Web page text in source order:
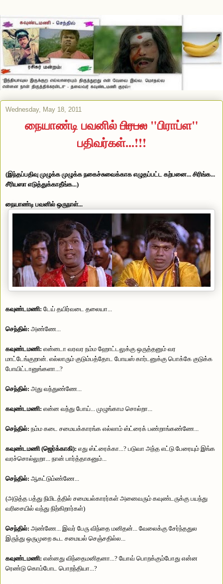
Wednesday, May 18, 2011
நையாண்டி பவனில்பிரபல"பிராப்ள"
பதிவர்கள்...!!!
(இந்தப்பதிவு முழுக்க முழுக்க நகைச்சுவைக்காக எழுதப்பட்ட கற்பனை... சிரிங்க...
சீரியஸா எடுத்துக்காதீங்க...)
நையாண்டி பவனில் ஒருநாள்...
கவுண்டமணி: டேய் தயிர்வடை தலையா...
செந்தில்: அண்ணே...
கவுண்டமணி: என்னடா வரவர நம்ம ஹோட்டலுக்கு ஒருத்தனும் வர
மாட்டேங்குறான். எல்லாரும் குடும்பத்தோட போயஸ் கார்டனுக்கு பொக்கே குடுக்க
போயிட்டானுங்களா...?
செந்தில்: அது வந்துண்ணே...
கவுண்டமணி: என்ன வந்து போய்... முழுங்காம சொல்றா...
செந்தில்: நம்ம கடை சமையக்காரங்க எல்லாம் ஸ்ட்ரைக் பண்றாங்கண்ணே...
கவுண்டமணி (ஜெர்க்காகி): எது ஸ்ட்ரைக்கா...? படுவா அந்த எட்டு பேரையும் இங்க
வரச்சொல்லுறா... நான் பார்த்தாகனும்...
செந்தில்: ஆகட்டும்ண்ணே...
(அடுத்த பத்து நிமிடத்தில் சமையல்காரர்கள் அனைவரும் கவுண்டருக்கு பயந்து
வரிசையில் வந்து நிற்கிறார்கள்)
செந்தில்: அண்ணே... இவர் பேரு விந்தை மனிதன்... வேலைக்கு சேர்ந்ததுல
இருந்து ஒருமுறை கூட சமையல் செஞ்சதில்ல...
கவுண்டமணி: என்னது விந்தைமனிதனா...? யோவ் பொறக்கும்போது என்ன
ரெண்டு கொம்போட பொறந்தியா...?